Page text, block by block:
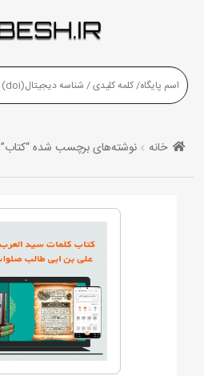
خانه نوشته‌های برچسب شده “کتاب”